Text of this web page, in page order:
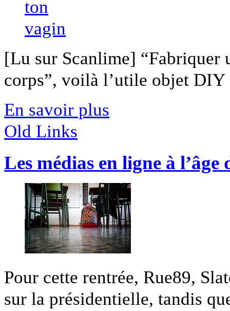
[Lu sur Scanlime] “Fabriquer
corps”, voilà l’utile objet
En savoir plus
Old Links
Les médias en ligne à l’âge
Pour cette rentrée, Rue89,
sur la présidentielle, tandis